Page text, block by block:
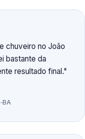
chuveiro no João
bastante da
resultado final.